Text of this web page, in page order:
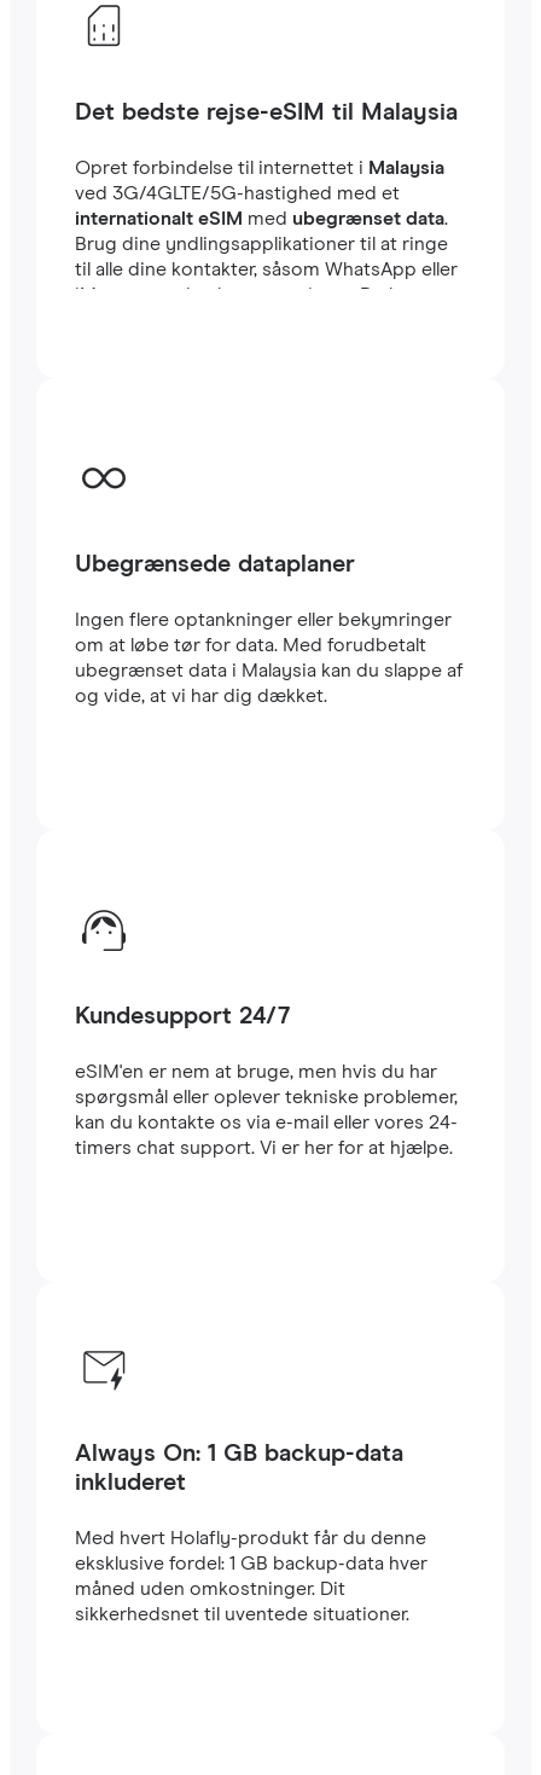
Det bedste rejse-eSIM til Malaysia
Opret forbindelse til internettet i Malaysia
ved 3G/4GLTE/5G-hastighed med et
internationalt eSIM med ubegrænset data.
Brug dine yndlingsapplikationer til at ringe
til alle dine kontakter, såsom WhatsApp eller
iMessage, uden begrænsninger. Du kan
Scan den med din mobil, og i løbet af få
Ubegrænsede dataplaner
Ingen flere optankninger eller bekymringer
om at løbe tør for data. Med forudbetalt
ubegrænset data i Malaysia kan du slappe af
og vide, at vi har dig dækket.
Kundesupport 24/7
eSIM'en er nem at bruge, men hvis du har
spørgsmål eller oplever tekniske problemer,
kan du kontakte os via e-mail eller vores 24-
timers chat support. Vi er her for at hjælpe.
Always On: 1 GB backup-data
inkluderet
Med hvert Holafly-produkt får du denne
eksklusive fordel: 1 GB backup-data hver
måned uden omkostninger. Dit
sikkerhedsnet til uventede situationer.